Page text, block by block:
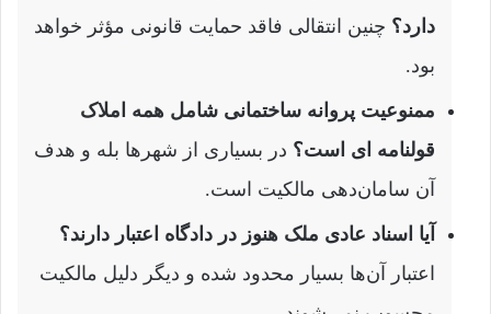
دارد؟ چنین انتقالی فاقد حمایت قانونی مؤثر خواهد
بود.
ممنوعیت پروانه ساختمانی شامل همه املاک
قولنامه ای است؟ در بسیاری از شهرها بله و هدف
آن سامان‌دهی مالکیت است.
آیا اسناد عادی ملک هنوز در دادگاه اعتبار دارند؟
اعتبار آن‌ها بسیار محدود شده و دیگر دلیل مالکیت